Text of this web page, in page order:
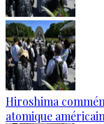
Hiroshima
atomique américain